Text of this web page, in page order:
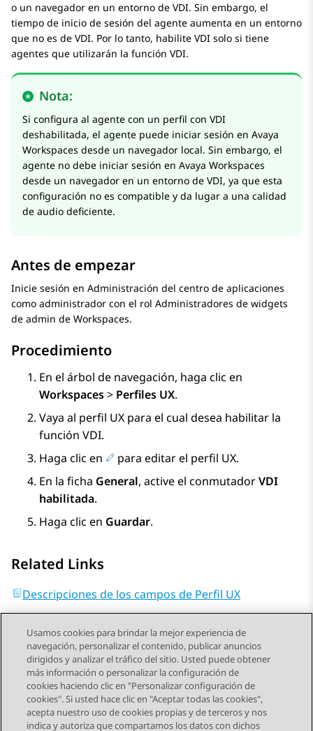
o un navegador en un entorno de VDI. Sin embargo, el
tiempo de inicio de sesión del agente aumenta en un entorno
que no es de VDI. Por lo tanto, habilite VDI solo si tiene
agentes que utilizarán la función VDI.
Nota:
Si configura al agente con un perfil con VDI
deshabilitada, el agente puede iniciar sesión en Avaya
Workspaces desde un navegador local. Sin embargo, el
agente no debe iniciar sesión en Avaya Workspaces
desde un navegador en un entorno de VDI, ya que esta
configuración no es compatible y da lugar a una calidad
de audio deficiente.
Antes de empezar
Inicie sesión en Administración del centro de aplicaciones
como administrador con el rol Administradores de widgets
de admin de Workspaces.
Procedimiento
En el árbol de navegación, haga clic en
Workspaces> Perfiles UX.
Vaya al perfil UX para el cual desea habilitar la
función VDI.
Haga clic en
para editar el perfil UX.
En la ficha General, active el conmutadorVDI
habilitada.
Haga clic en Guardar.
Related Links
Descripciones de los campos de Perfil UX
Send Feedback
Usamos cookies para brindar la mejor experiencia de
navegación, personalizar el contenido, publicar anuncios
dirigidos y analizar el tráfico del sitio. Usted puede obtener
más información o personalizar la configuración de
cookies haciendo clic en "Personalizar configuración de
cookies". Si usted hace clic en "Aceptar todas las cookies",
acepta nuestro uso de cookies propias y de terceros y nos
indica y autoriza que compartamos los datos con dichos